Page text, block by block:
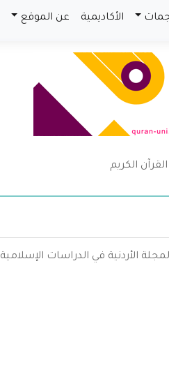
الأكاديمية عن الموقع
الكريم
الأردنية في الدراسات الإسلامية